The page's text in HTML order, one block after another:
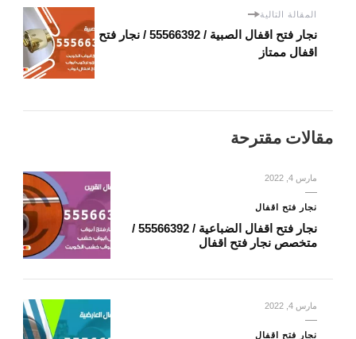
المقالة التالية
نجار فتح اقفال الصبية / 55566392 / نجار فتح
اقفال ممتاز
مقالات مقترحة
مارس 4, 2022
نجار فتح اقفال
نجار فتح اقفال الضباعية / 55566392 /
متخصص نجار فتح اقفال
مارس 4, 2022
نجار فتح اقفال